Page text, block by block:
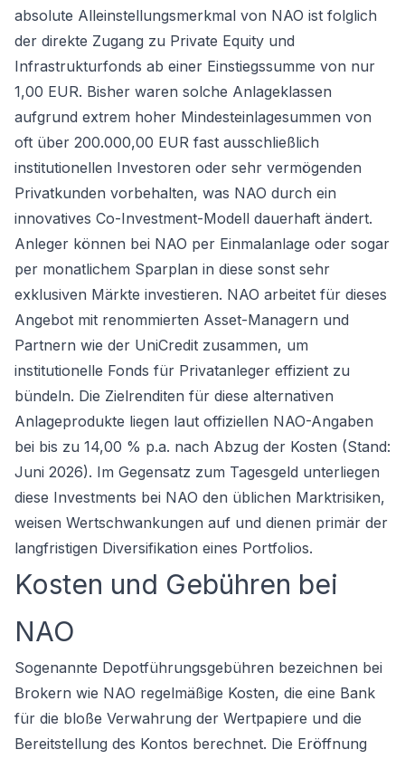
absolute Alleinstellungsmerkmal von NAO ist folglich
der direkte Zugang zu Private Equity und
Infrastrukturfonds ab einer Einstiegssumme von nur
1,00 EUR. Bisher waren solche Anlageklassen
aufgrund extrem hoher Mindesteinlagesummen von
oft über 200.000,00 EUR fast ausschließlich
institutionellen Investoren oder sehr vermögenden
Privatkunden vorbehalten, was NAO durch ein
innovatives Co-Investment-Modell dauerhaft ändert.
Anleger können bei NAO per Einmalanlage oder sogar
per monatlichem Sparplan in diese sonst sehr
exklusiven Märkte investieren. NAO arbeitet für dieses
Angebot mit renommierten Asset-Managern und
Partnern wie der UniCredit zusammen, um
institutionelle Fonds für Privatanleger effizient zu
bündeln. Die Zielrenditen für diese alternativen
Anlageprodukte liegen laut offiziellen NAO-Angaben
bei bis zu 14,00 % p.a. nach Abzug der Kosten (Stand:
Juni 2026). Im Gegensatz zum Tagesgeld unterliegen
diese Investments bei NAO den üblichen Marktrisiken,
weisen Wertschwankungen auf und dienen primär der
langfristigen Diversifikation eines Portfolios.
Kosten und Gebühren bei
NAO
Sogenannte Depotführungsgebühren bezeichnen bei
Brokern wie NAO regelmäßige Kosten, die eine Bank
für die bloße Verwahrung der Wertpapiere und die
Bereitstellung des Kontos berechnet. Die Eröffnung